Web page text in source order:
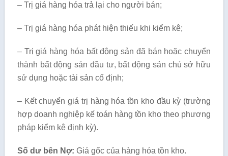
– Trị giá hàng hóa trả lại cho người bán;
– Trị giá hàng hóa phát hiện thiếu khi kiểm kê;
– Trị giá hàng hóa bất động sản đã bán hoặc chuyển
thành bất động sản đầu tư, bất động sản chủ sở hữu
sử dụng hoặc tài sản cố định;
– Kết chuyển giá trị hàng hóa tồn kho đầu kỳ (trường
hợp doanh nghiệp kế toán hàng tồn kho theo phương
pháp kiểm kê định kỳ).
Số dư bên Nợ: Giá gốc của hàng hóa tồn kho.